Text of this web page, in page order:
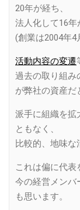
20年が経ち、
法人化して16年
(創業は2004年4
活動内容の変遷
過去の取り組み
が弊社の資産だ
派手に組織を拡
ともなく、
比較的、地味な
これは偏に代表
今の経営メンバ
も思います。